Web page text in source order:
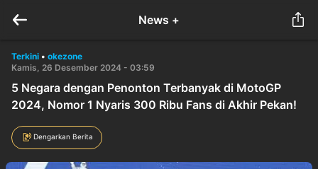
News +
Terkini • okezone
Kamis, 26 Desember 2024 - 03:59
5 Negara dengan Penonton Terbanyak di MotoGP
2024, Nomor 1 Nyaris 300 Ribu Fans di Akhir Pekan!
Dengarkan Berita